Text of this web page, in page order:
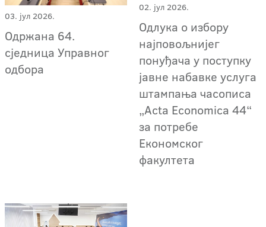
03. јул 2026.
Одржана 64.
сједница Управног
одбора
02. јул 2026.
Одлука о избору
најповољнијег
понуђача у поступку
јавне набавке услуга
штампања часописа
„Acta Economica 44“
за потребе
Економског
факултета